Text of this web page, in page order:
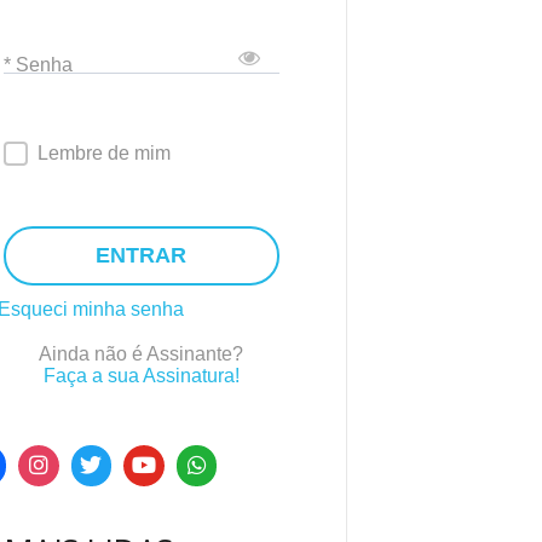
* Senha
Lembre de mim
ENTRAR
Esqueci minha senha
Ainda não é Assinante?
Faça a sua Assinatura!